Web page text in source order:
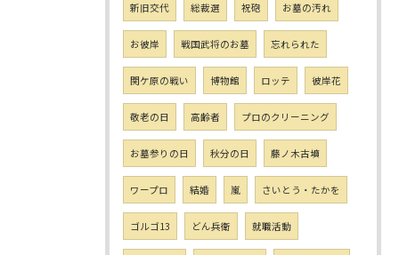
新旧交代 総裁選 祝砲 お墓の汚れ
お彼岸 戦国武将のお墓 忘れられた
関ケ原の戦い 博物館 ロッテ 彼岸花
敬老の日 高齢者 プロのクリーニング
お墓参りの日 秋分の日 藤ノ木古墳
ワープロ 結婚 嵐 さいとう・たかを
ゴルゴ13 どん兵衛 就職活動